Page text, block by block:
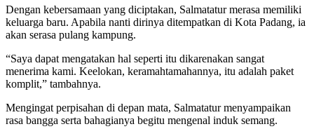
Dengan kebersamaan yang diciptakan, Salmatatur merasa memiliki
keluarga baru. Apabila nanti dirinya ditempatkan di Kota Padang, ia
akan serasa pulang kampung.
“Saya dapat mengatakan hal seperti itu dikarenakan sangat
menerima kami. Keelokan, keramahtamahannya, itu adalah paket
komplit,” tambahnya.
Mengingat perpisahan di depan mata, Salmatatur menyampaikan
rasa bangga serta bahagianya begitu mengenal induk semang.